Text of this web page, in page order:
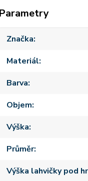
Parametry
Značka
Materiál
Barva
Objem
Výška
Průměr
Výška lahvičky pod